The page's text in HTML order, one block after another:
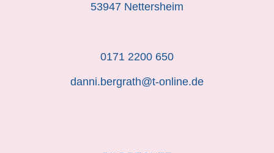
53947 Nettersheim
0171 2200 650
danni.bergrath@t-online.de